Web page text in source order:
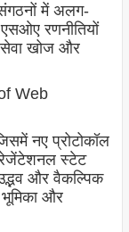
में अलग-
रणनीतियों
खोज और
Web
नए प्रोटोकॉल
स्टेट
और वैकल्पिक
और